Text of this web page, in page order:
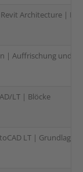
Architecture |
| Auffrischung und
LT | Blöcke
LT | Grundlagen